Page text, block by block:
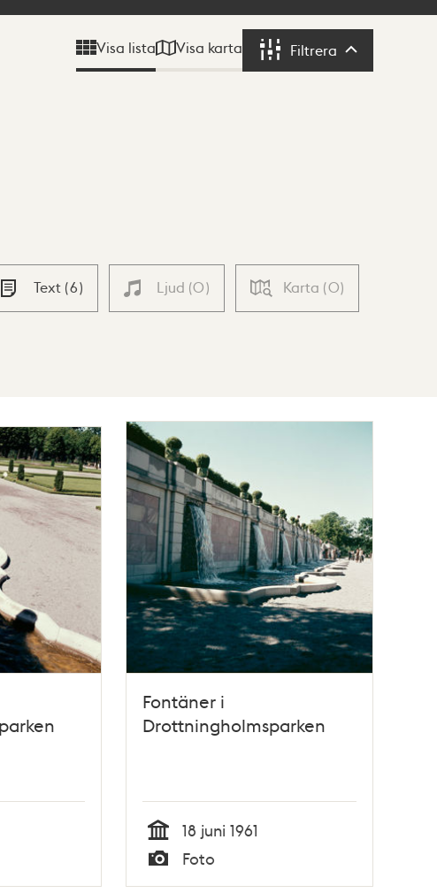
Visa lista Visa karta Filtrera Filtrera
Text (6) Ljud (0) Karta (0)
Fontäner i
Drottningholmsparken
Tid
18 juni 1961
Typ
Foto